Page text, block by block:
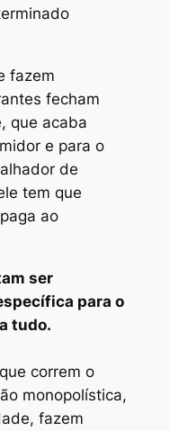
fazem
fecham
que acaba
e para o
de
tem que
ao
ser
para o
tudo.
correm o
monopolística,
fazem